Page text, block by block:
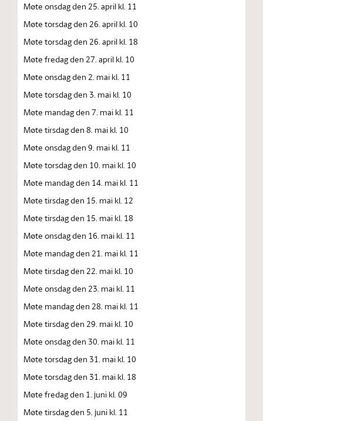
Møte onsdag den 25. april kl. 11
Møte torsdag den 26. april kl. 10
Møte torsdag den 26. april kl. 18
Møte fredag den 27. april kl. 10
Møte onsdag den 2. mai kl. 11
Møte torsdag den 3. mai kl. 10
Møte mandag den 7. mai kl. 11
Møte tirsdag den 8. mai kl. 10
Møte onsdag den 9. mai kl. 11
Møte torsdag den 10. mai kl. 10
Møte mandag den 14. mai kl. 11
Møte tirsdag den 15. mai kl. 12
Møte tirsdag den 15. mai kl. 18
Møte onsdag den 16. mai kl. 11
Møte mandag den 21. mai kl. 11
Møte tirsdag den 22. mai kl. 10
Møte onsdag den 23. mai kl. 11
Møte mandag den 28. mai kl. 11
Møte tirsdag den 29. mai kl. 10
Møte onsdag den 30. mai kl. 11
Møte torsdag den 31. mai kl. 10
Møte torsdag den 31. mai kl. 18
Møte fredag den 1. juni kl. 09
Møte tirsdag den 5. juni kl. 11